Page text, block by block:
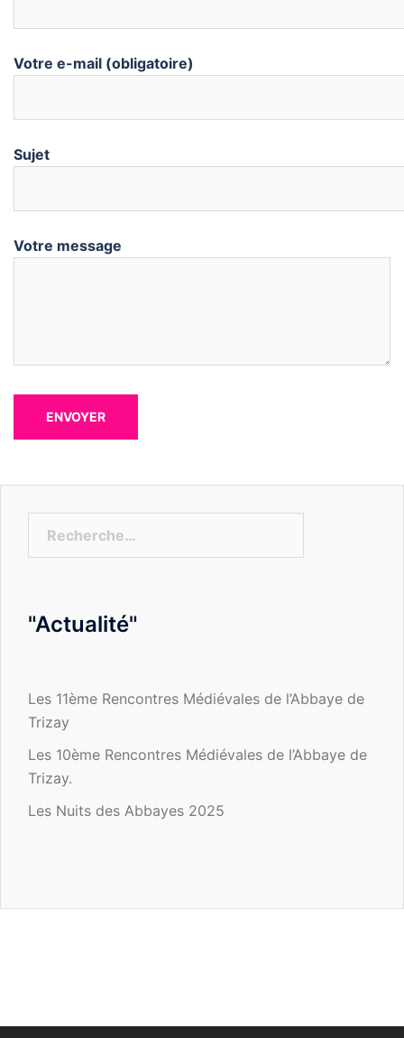
Votre e-mail (obligatoire)
Sujet
Votre message
"Actualité"
Les 11ème Rencontres Médiévales de l’Abbaye de
Trizay
Les 10ème Rencontres Médiévales de l’Abbaye de
Trizay.
Les Nuits des Abbayes 2025